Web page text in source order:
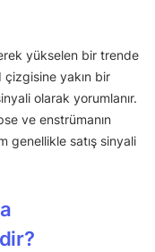
yükselen bir trende
çizgisine yakın bir
olarak yorumlanır.
ve enstrümanın
genellikle satış sinyali